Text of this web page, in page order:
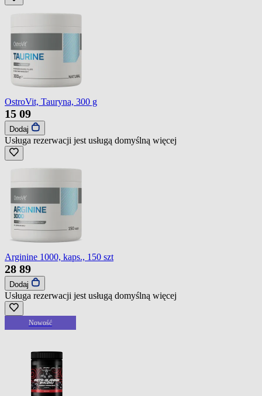
OstroVit, Tauryna, 300 g
15 09
Dodaj
Usługa rezerwacji jest usługą domyślną więcej
Arginine 1000, kaps., 150 szt
28 89
Dodaj
Usługa rezerwacji jest usługą domyślną więcej
Nowość